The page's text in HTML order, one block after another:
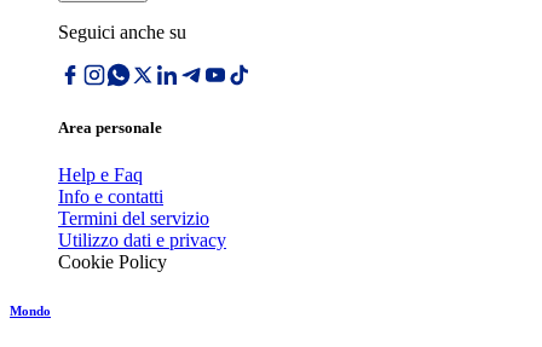
Seguici anche su
Area personale
Help e Faq
Info e contatti
Termini del servizio
Utilizzo dati e privacy
Cookie Policy
Mondo